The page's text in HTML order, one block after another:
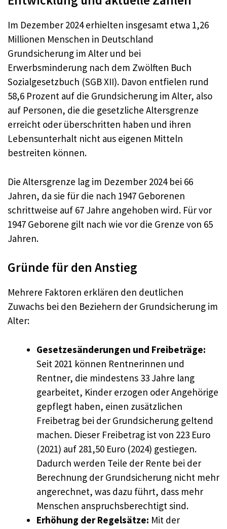
Im Dezember 2024 erhielten insgesamt etwa 1,26
Millionen Menschen in Deutschland
Grundsicherung im Alter und bei
Erwerbsminderung nach dem Zwölften Buch
Sozialgesetzbuch (SGB XII). Davon entfielen rund
58,6 Prozent auf die Grundsicherung im Alter, also
auf Personen, die die gesetzliche Altersgrenze
erreicht oder überschritten haben und ihren
Lebensunterhalt nicht aus eigenen Mitteln
bestreiten können.
Die Altersgrenze lag im Dezember 2024 bei 66
Jahren, da sie für die nach 1947 Geborenen
schrittweise auf 67 Jahre angehoben wird. Für vor
1947 Geborene gilt nach wie vor die Grenze von 65
Jahren.
Gründe für den Anstieg
Mehrere Faktoren erklären den deutlichen
Zuwachs bei den Beziehern der Grundsicherung im
Alter:
Gesetzesänderungen und Freibeträge:
Seit 2021 können Rentnerinnen und
Rentner, die mindestens 33 Jahre lang
gearbeitet, Kinder erzogen oder Angehörige
gepflegt haben, einen zusätzlichen
Freibetrag bei der Grundsicherung geltend
machen. Dieser Freibetrag ist von 223 Euro
(2021) auf 281,50 Euro (2024) gestiegen.
Dadurch werden Teile der Rente bei der
Berechnung der Grundsicherung nicht mehr
angerechnet, was dazu führt, dass mehr
Menschen anspruchsberechtigt sind.
Erhöhung der Regelsätze: Mit der